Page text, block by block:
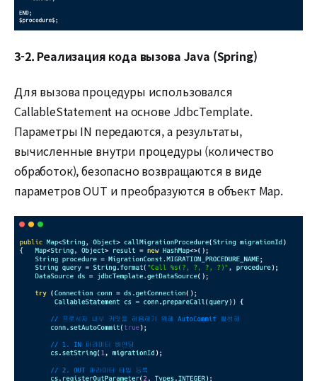
3-2. Реализация кода вызова Java (Spring)
Для вызова процедуры использовался
CallableStatement на основе JdbcTemplate.
Параметры IN передаются, а результаты,
вычисленные внутри процедуры (количество
обработок), безопасно возвращаются в виде
параметров OUT и преобразуются в объект Map.